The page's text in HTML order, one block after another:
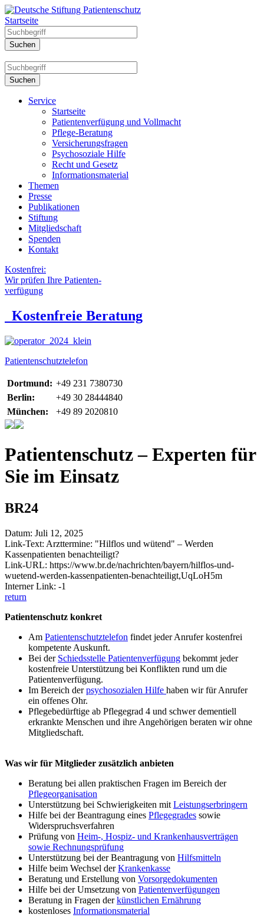
Startseite
Service
Startseite
Patientenverfügung und Vollmacht
Pflege-Beratung
Versicherungsfragen
Psychosoziale Hilfe
Recht und Gesetz
Informationsmaterial
Themen
Presse
Publikationen
Stiftung
Mitgliedschaft
Spenden
Kontakt
Kostenfrei:
Wir prüfen Ihre Patienten-
verfügung
Kostenfreie Beratung
Patientenschutztelefon
Dortmund: +49 231 7380730
Berlin:
+49 30 28444840
München:
+49 89 2020810
Patientenschutz – Experten für
Sie im Einsatz
BR24
Datum: Juli 12, 2025
Link-Text: Arzttermine: "Hilflos und wütend" – Werden
Kassenpatienten benachteiligt?
Link-URL: https://www.br.de/nachrichten/bayern/hilflos-und-
wuetend-werden-kassenpatienten-benachteiligt,UqLoH5m
Interner Link: -1
return
Patientenschutz konkret
Am Patientenschutztelefon findet jeder Anrufer kostenfrei
kompetente Auskunft.
Bei der Schiedsstelle Patientenverfügung bekommt jeder
kostenfreie Unterstützung bei Konflikten rund um die
Patientenverfügung.
Im Bereich derpsychosozialen Hilfe haben wir für Anrufer
ein offenes Ohr.
Pflegebedürftige ab Pflegegrad 4 und schwer dementiell
erkrankte Menschen und ihre Angehörigen beraten wir ohne
Mitgliedschaft.
Was wir für Mitglieder zusätzlich anbieten
Beratung bei allen praktischen Fragen im Bereich der
Pflegeorganisation
Unterstützung bei Schwierigkeiten mit Leistungserbringern
Hilfe bei der Beantragung eines Pflegegrades sowie
Widerspruchsverfahren
Prüfung von Heim-, Hospiz- und Krankenhausverträgen
sowie Rechnungsprüfung
Unterstützung bei der Beantragung von Hilfsmitteln
Hilfe beim Wechsel derKrankenkasse
Beratung und Erstellung von Vorsorgedokumenten
Hilfe bei der Umsetzung von Patientenverfügungen
Beratung in Fragen derkünstlichen Ernährung
kostenloses Informationsmaterial